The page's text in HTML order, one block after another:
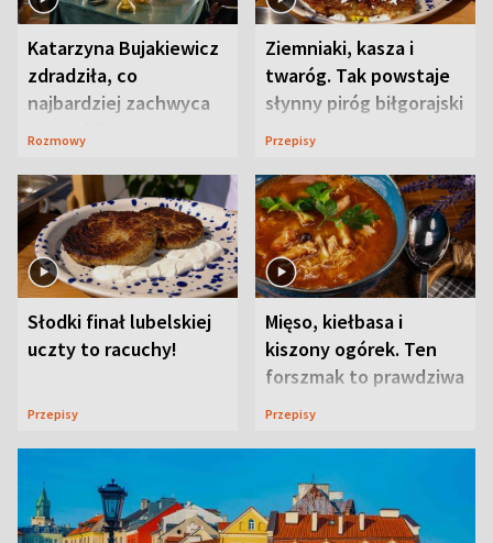
Katarzyna Bujakiewicz
zdradziła, co
najbardziej zachwyca
ją w Lublinie
Rozmowy
Ziemniaki, kasza i
twaróg. Tak powstaje
słynny piróg biłgorajski
Przepisy
Słodki finał lubelskiej
uczty to racuchy!
Przepisy
Mięso, kiełbasa i
kiszony ogórek. Ten
forszmak to prawdziwa
uczta
Przepisy